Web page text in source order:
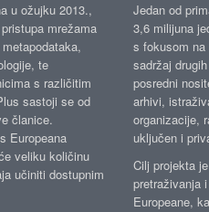
u ožujku 2013.,
mrežama
te
s različitim
sastoji se od
članice.
Europeana
veliku količinu
učiniti dostupnim
Jedan od
3,6 milijuna
s fokusom
sadržaj
posredni
arhivi,
organizacije,
uključen i
Cilj projekta
pretraživanja
Europeane,